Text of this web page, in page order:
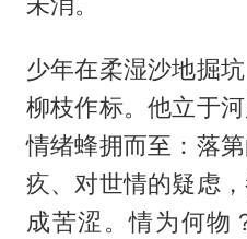
少年在柔湿沙地掘
柳枝作标。他立于
情绪蜂拥而至：落
疚、对世情的疑虑
成苦涩。情为何物